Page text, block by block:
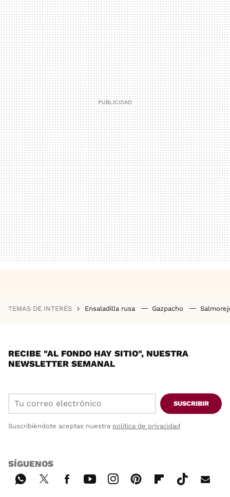
TEMAS DE INTERÉS Ensaladilla rusa Gazpacho
RECIBE "AL FONDO HAY SITIO", NUESTRA
NEWSLETTER SEMANAL
SUSCRIBIR
Suscribiéndote aceptas nuestra política de privacidad
SÍGUENOS